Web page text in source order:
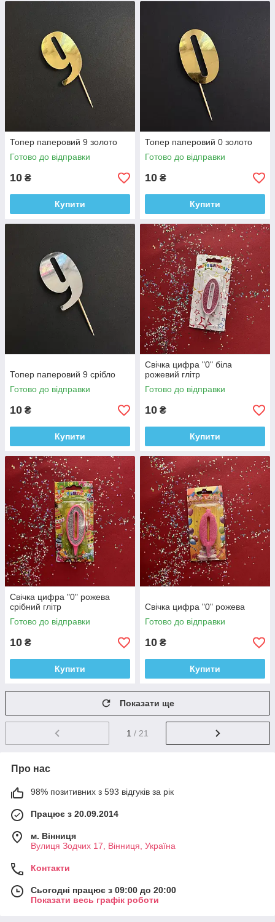
Топер паперовий 9 золото
Готово до відправки
10 ₴
Купити
Топер паперовий 0 золото
Готово до відправки
10 ₴
Купити
Топер паперовий 9 срібло
Готово до відправки
10 ₴
Купити
Свічка цифра "0" біла
рожевий глітр
Готово до відправки
10 ₴
Купити
Свічка цифра "0" рожева
срібний глітр
Готово до відправки
10 ₴
Купити
Свічка цифра "0" рожева
Готово до відправки
10 ₴
Купити
Показати ще
1 / 21
Про нас
98% позитивних з 593 відгуків за рік
Працює з 20.09.2014
м. Вінниця
Вулиця Зодчих 17, Вінниця, Україна
Контакти
Сьогодні працює з 09:00 до 20:00
Показати весь графік роботи